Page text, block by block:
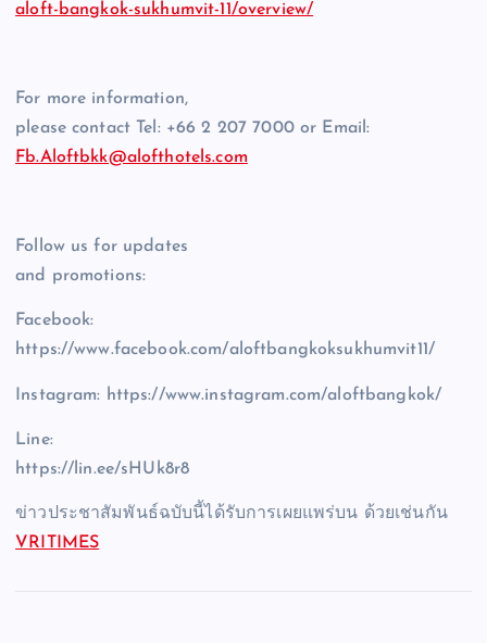
aloft-bangkok-sukhumvit-11/overview/
For more information,
please contact Tel: +66 2 207 7000 or Email:
Fb.Aloftbkk@alofthotels.com
Follow us for updates
and promotions:
Facebook:
https://www.facebook.com/aloftbangkoksukhumvit11/
Instagram: https://www.instagram.com/aloftbangkok/
Line:
https://lin.ee/sHUk8r8
ข่าวประชาสัมพันธ์ฉบับนี้ได้รับการเผยแพร่บน ด้วยเช่นกัน
VRITIMES